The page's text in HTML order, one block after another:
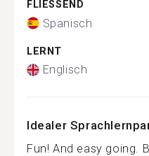
FLIESSEND
Spanisch
LERNT
Englisch
Idealer
Fun! And easy going.